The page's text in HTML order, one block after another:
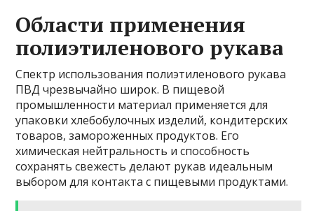
Области применения
полиэтиленового рукава
Спектр использования полиэтиленового рукава
ПВД чрезвычайно широк. В пищевой
промышленности материал применяется для
упаковки хлебобулочных изделий, кондитерских
товаров, замороженных продуктов. Его
химическая нейтральность и способность
сохранять свежесть делают рукав идеальным
выбором для контакта с пищевыми продуктами.